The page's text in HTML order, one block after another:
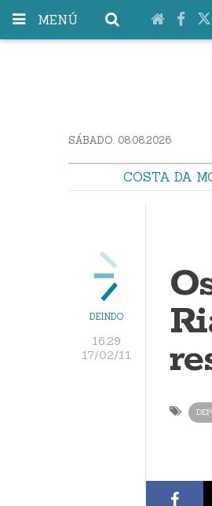
MENÚ
SÁBADO. 08.08.2026
COSTA DA
DEINDO
16:29
17/02/11